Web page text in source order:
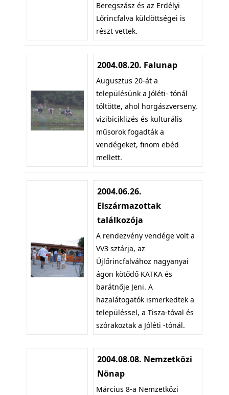
Beregszász és az Erdélyi
Lőrincfalva küldöttségei is
részt vettek.
2004.08.20. Falunap
Augusztus 20-át a
településünk a Jóléti- tónál
töltötte, ahol horgászverseny,
vizibiciklizés és kulturális
műsorok fogadták a
vendégeket, finom ebéd
mellett.
2004.06.26.
Elszármazottak
találkozója
A rendezvény vendége volt a
VV3 sztárja, az
Újlőrincfalvához nagyanyai
ágon kötődő KATKA és
barátnője Jeni. A
hazalátogatók ismerkedtek a
településsel, a Tisza-tóval és
szórakoztak a Jóléti -tónál.
2004.08.08. Nemzetközi
Nönap
Március 8-a Nemzetközi